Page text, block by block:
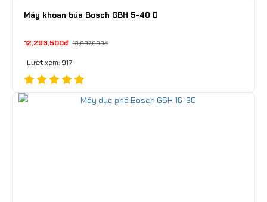
Máy khoan búa Bosch GBH 5-40 D
12,293,500đ 13,897,000đ
Lượt xem: 917